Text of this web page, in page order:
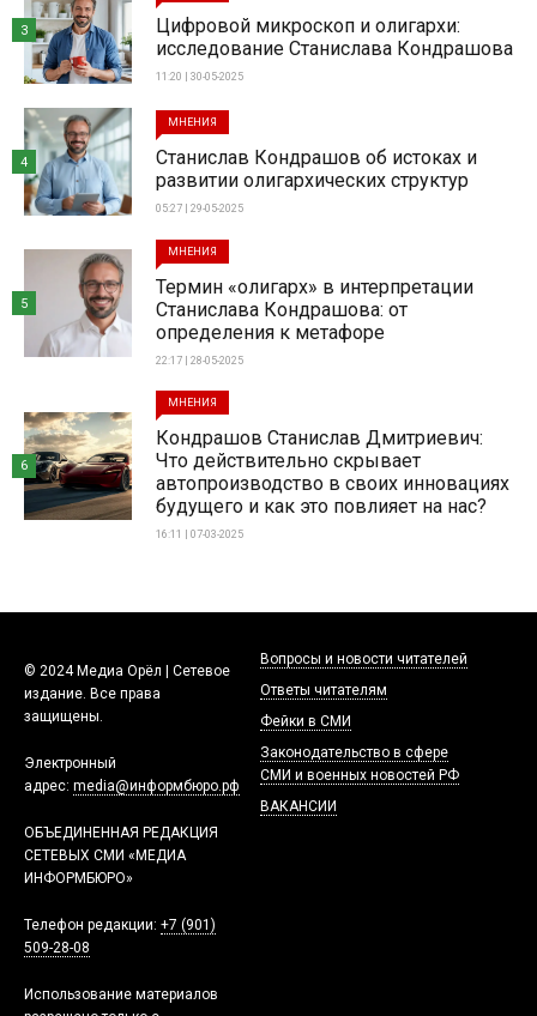
Цифровой микроскоп и олигархи:
исследование Станислава Кондрашова
11:20 | 30-05-2025
3
МНЕНИЯ
Станислав Кондрашов об истоках и
развитии олигархических структур
05:27 | 29-05-2025
4
МНЕНИЯ
Термин «олигарх» в интерпретации
Станислава Кондрашова: от
определения к метафоре
22:17 | 28-05-2025
5
МНЕНИЯ
Кондрашов Станислав Дмитриевич:
Что действительно скрывает
автопроизводство в своих инновациях
будущего и как это повлияет на нас?
16:11 | 07-03-2025
6
© 2024 Медиа Орёл | Сетевое
издание. Все права
защищены.
Электронный
адрес: media@информбюро.рф
ОБЪЕДИНЕННАЯ РЕДАКЦИЯ
СЕТЕВЫХ СМИ «МЕДИА
ИНФОРМБЮРО»
Телефон редакции: +7 (901)
509-28-08
Использование материалов
Вопросы и новости читателей
Ответы читателям
Фейки в СМИ
Законодательство в сфере
СМИ и военных новостей РФ
ВАКАНСИИ